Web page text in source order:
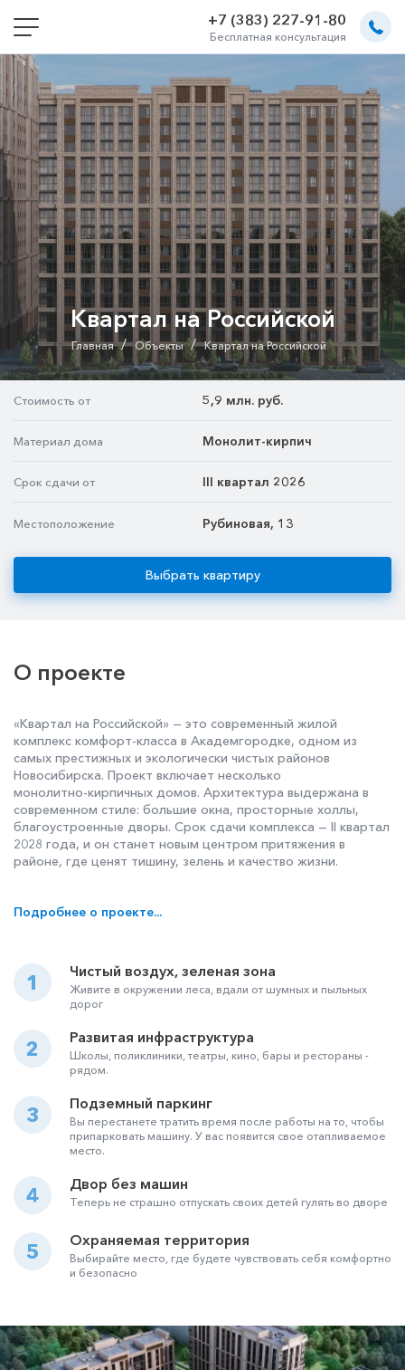
+7 (383) 227-91-80
Бесплатная консультация
Квартал на Российской
Главная / Объекты / Квартал на Российской
5,9 млн. руб.
Стоимость от
Монолит-кирпич
Материал дома
III квартал 2026
Срок сдачи от
Рубиновая, 13
Местоположение
Выбрать квартиру
О проекте
«Квартал на Российской» — это современный жилой
комплекс комфорт‑класса в Академгородке, одном из
самых престижных и экологически чистых районов
Новосибирска. Проект включает несколько
монолитно‑кирпичных домов. Архитектура выдержана в
современном стиле: большие окна, просторные холлы,
благоустроенные дворы. Срок сдачи комплекса — II квартал
2028 года, и он станет новым центром притяжения в
районе, где ценят тишину, зелень и качество жизни.
Подробнее о проекте...
1 Чистый воздух, зеленая зона
Живите в окружении леса, вдали от шумных и пыльных
дорог
2 Развитая инфраструктура
Школы, поликлиники, театры, кино, бары и рестораны -
рядом.
3 Подземный паркинг
Вы перестанете тратить время после работы на то, чтобы
припарковать машину. У вас появится свое отапливаемое
место.
4 Двор без машин
Теперь не страшно отпускать своих детей гулять во дворе
5 Охраняемая территория
Выбирайте место, где будете чувствовать себя комфортно
и безопасно